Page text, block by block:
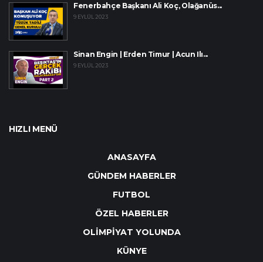
Fenerbahçe Başkanı Ali Koç, Olağanüs...
9 EYLÜL 2023
Sinan Engin | Erden Timur | Acun Ilı...
9 EYLÜL 2023
HIZLI MENÜ
ANASAYFA
GÜNDEM HABERLER
FUTBOL
ÖZEL HABERLER
OLİMPİYAT YOLUNDA
KÜNYE